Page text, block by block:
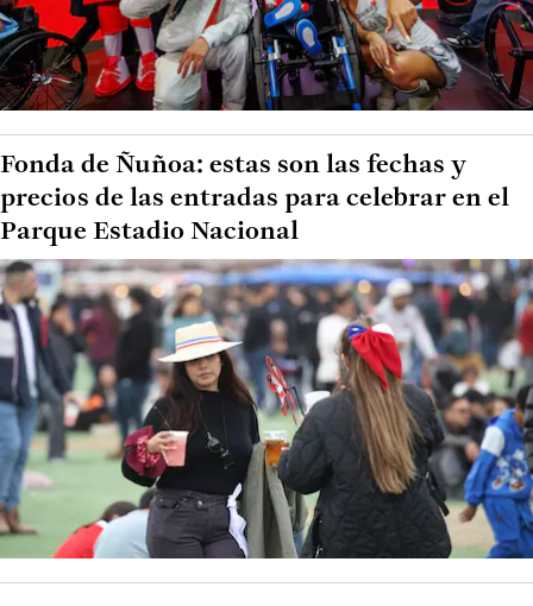
Fonda de Ñuñoa: estas son las fechas y
precios de las entradas para celebrar en el
Parque Estadio Nacional